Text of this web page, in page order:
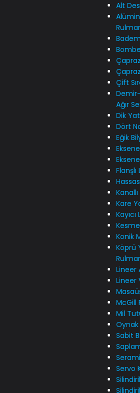
Alt
Çift
Ağır
Dik
Dört
Eğik
Kare
Konik
Köprü
Lineer
Lineer
McGill
Mil
Oynak
Sabit
Servo